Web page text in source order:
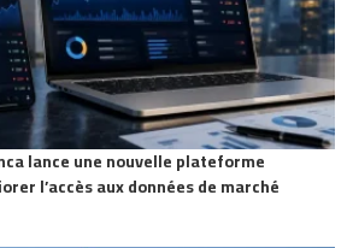
lance une nouvelle plateforme
l’accès aux données de marché